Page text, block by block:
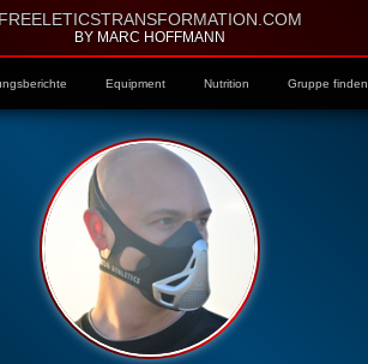
FREELETICSTRANSFORMATION.COM
BY MARC HOFFMANN
Equipment Nutrition Gruppe finden